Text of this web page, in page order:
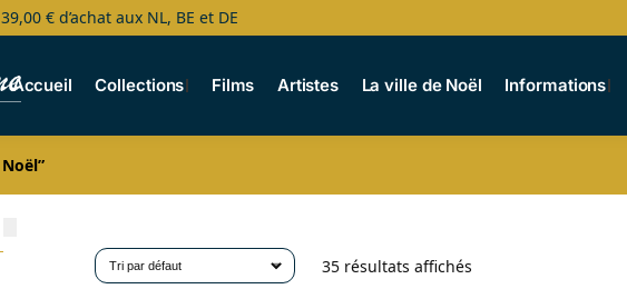
€ d’achat aux NL, BE et DE
Accueil Collections Films Artistes La ville de Noël Informations
35 résultats affichés